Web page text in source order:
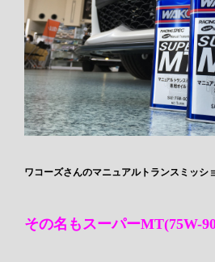
ワコーズさんのマニュアルトランスミッシ
その名もスーパーMT(75W-